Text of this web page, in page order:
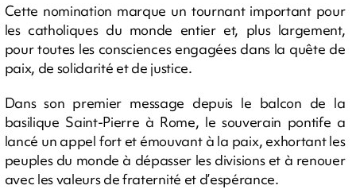
Cette nomination marque un tournant important pour
les catholiques du monde entier et, plus largement,
pour toutes les consciences engagées dans la quête de
paix, de solidarité et de justice.
Dans son premier message depuis le balcon de la
basilique Saint-Pierre à Rome, le souverain pontife a
lancé un appel fort et émouvant à la paix, exhortant les
peuples du monde à dépasser les divisions et à renouer
avec les valeurs de fraternité et d’espérance.